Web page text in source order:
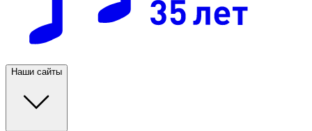
Наши сайты